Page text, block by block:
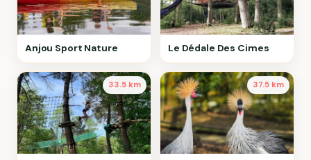
Anjou Sport Nature Le Dédale Des Cimes
33.5 km 37.5 km